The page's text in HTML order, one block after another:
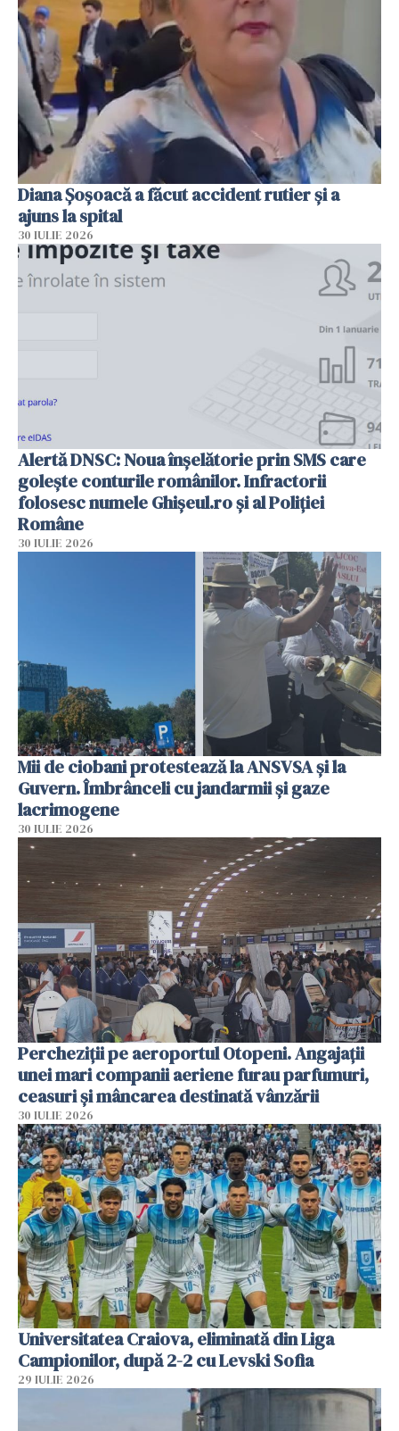
Diana Șoșoacă a făcut accident rutier și a
ajuns la spital
30 IULIE 2026
Alertă DNSC: Noua înșelătorie prin SMS care
golește conturile românilor. Infractorii
folosesc numele Ghișeul.ro și al Poliției
Române
30 IULIE 2026
Mii de ciobani protestează la ANSVSA și la
Guvern. Îmbrânceli cu jandarmii și gaze
lacrimogene
30 IULIE 2026
Percheziții pe aeroportul Otopeni. Angajații
unei mari companii aeriene furau parfumuri,
ceasuri și mâncarea destinată vânzării
30 IULIE 2026
Universitatea Craiova, eliminată din Liga
Campionilor, după 2-2 cu Levski Sofia
29 IULIE 2026